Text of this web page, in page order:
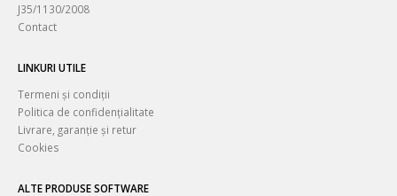
J35/1130/2008
Contact
LINKURI UTILE
Termeni și condiții
Politica de confidențialitate
Livrare, garanție și retur
Cookies
ALTE PRODUSE SOFTWARE